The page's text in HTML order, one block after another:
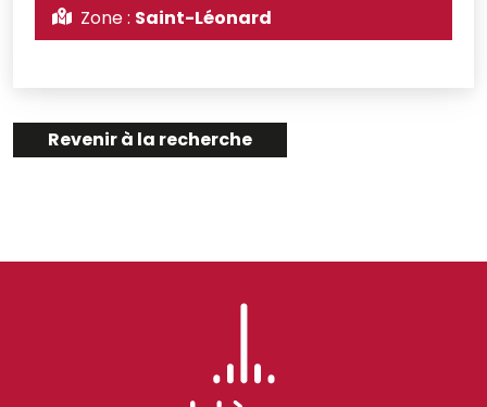
Zone : Saint-Léonard
Revenir à la recherche